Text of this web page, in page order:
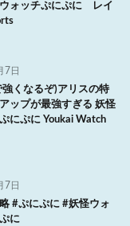
ォッチぷにぷに レイ
7日
くなるぞ)アリスの特
ップが最強すぎる 妖怪
にぷに Youkai Watch
7日
#ぷにぷに #妖怪ウォ
に